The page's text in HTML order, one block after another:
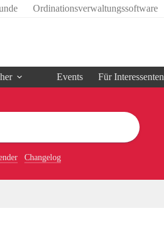
Ordinationsverwaltungssoftware
Events Für Interessenten
Changelog